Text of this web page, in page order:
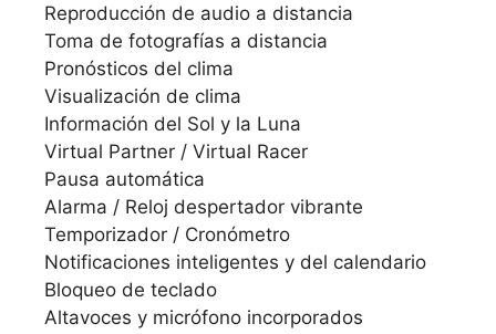
Reproducción de audio a distancia
Toma de fotografías a distancia
Pronósticos del clima
Visualización de clima
Información del Sol y la Luna
Virtual Partner / Virtual Racer
Pausa automática
Alarma / Reloj despertador vibrante
Temporizador / Cronómetro
Notificaciones inteligentes y del calendario
Bloqueo de teclado
Altavoces y micrófono incorporados